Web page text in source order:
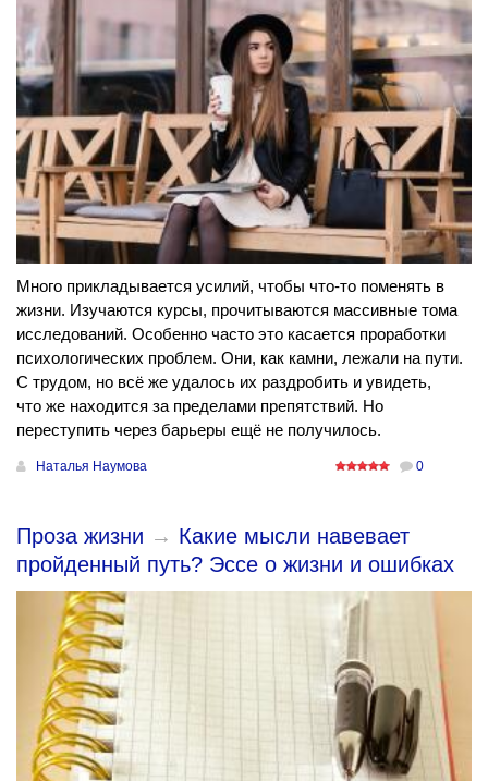
Много прикладывается усилий, чтобы что-то поменять в
жизни. Изучаются курсы, прочитываются массивные тома
исследований. Особенно часто это касается проработки
психологических проблем. Они, как камни, лежали на пути.
С трудом, но всё же удалось их раздробить и увидеть,
что же находится за пределами препятствий. Но
переступить через барьеры ещё не получилось.
Наталья Наумова 0
Проза жизни → Какие мысли навевает
пройденный путь? Эссе о жизни и ошибках